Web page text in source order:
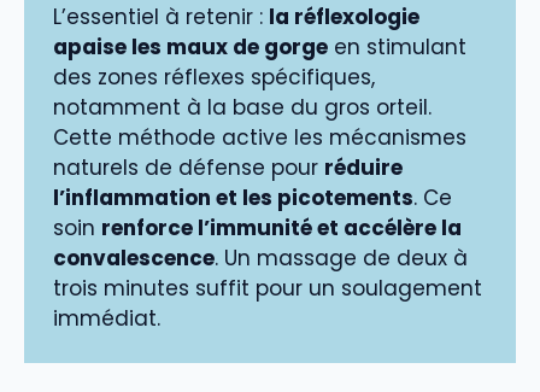
L’essentiel à retenir : la réflexologie
apaise les maux de gorge en stimulant
des zones réflexes spécifiques,
notamment à la base du gros orteil.
Cette méthode active les mécanismes
naturels de défense pour réduire
l’inflammation et les picotements. Ce
soin renforce l’immunité et accélère la
convalescence. Un massage de deux à
trois minutes suffit pour un soulagement
immédiat.